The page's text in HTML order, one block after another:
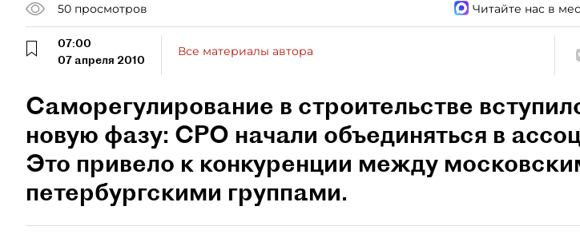
50 просмотров Читайте нас в
07:00
07 апреля 2010
Все материалы автора
Саморегулирование в строительстве
новую фазу: СРО начали объединяться в
Это привело к конкуренции между
петербургскими группами.